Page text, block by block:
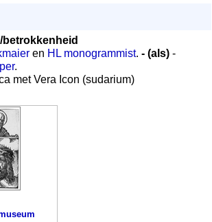
en HL monogrammist. - (als) -
.
met Vera Icon (sudarium)